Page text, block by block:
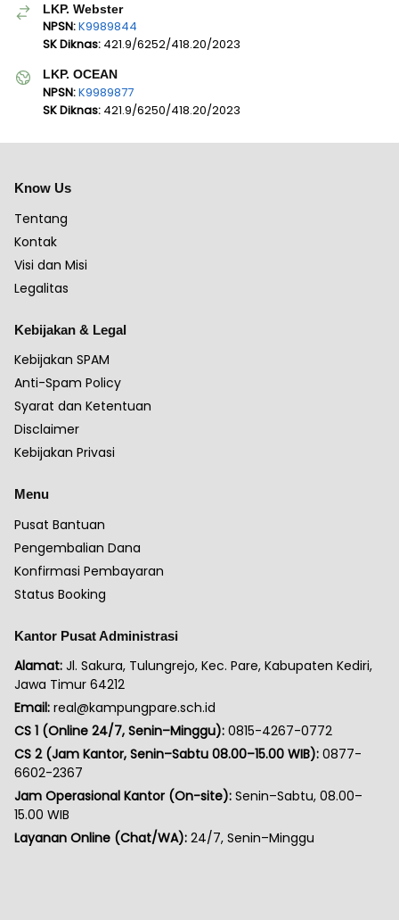
LKP. Webster
NPSN:K9989844
SK Diknas: 421.9/6252/418.20/2023
LKP. OCEAN
NPSN:K9989877
SK Diknas: 421.9/6250/418.20/2023
Know Us
Tentang
Kontak
Visi dan Misi
Legalitas
Kebijakan & Legal
Kebijakan SPAM
Anti-Spam Policy
Syarat dan Ketentuan
Disclaimer
Kebijakan Privasi
Menu
Pusat Bantuan
Pengembalian Dana
Konfirmasi Pembayaran
Status Booking
Kantor Pusat Administrasi
Alamat: Jl. Sakura, Tulungrejo, Kec. Pare, Kabupaten Kediri,
Jawa Timur 64212
Email: real@kampungpare.sch.id
CS 1 (Online 24/7, Senin–Minggu): 0815-4267-0772
CS 2 (Jam Kantor, Senin–Sabtu 08.00–15.00 WIB): 0877-
6602-2367
Jam Operasional Kantor (On-site): Senin–Sabtu, 08.00–
15.00 WIB
Layanan Online (Chat/WA): 24/7, Senin–Minggu